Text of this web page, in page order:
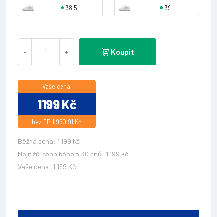
38.5 39
Vaše cena:
1199 Kč
bez DPH 990.91 Kč
- + Koupit
Běžná cena: 1 199 Kč
Nejnižší cena během 30 dnů: 1 199 Kč
Vaše cena: 1 199 Kč